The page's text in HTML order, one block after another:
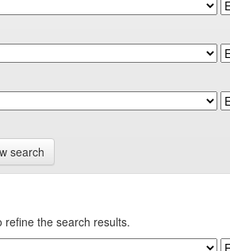
search
refine the search results.